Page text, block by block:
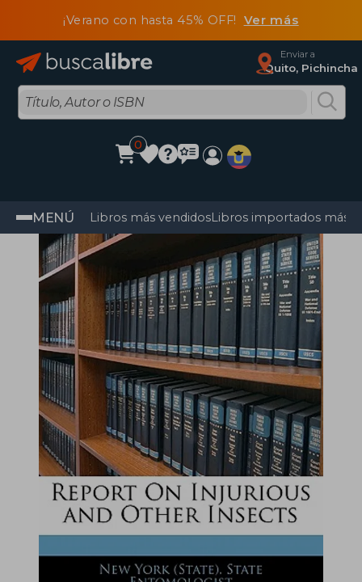
¡Verano con hasta 45% OFF! Ver más
Enviar a
Quito, Pichincha
0
MENÚ Libros más vendidosLibros importados más